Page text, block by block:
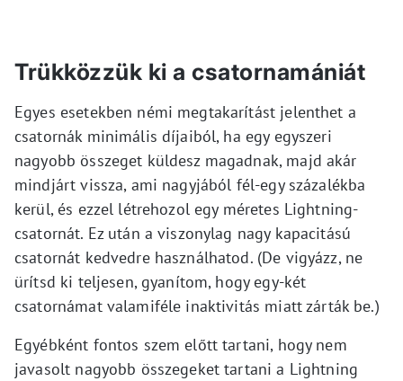
Trükközzük ki a csatornamániát
Egyes esetekben némi megtakarítást jelenthet a
csatornák minimális díjaiból, ha egy egyszeri
nagyobb összeget küldesz magadnak, majd akár
mindjárt vissza, ami nagyjából fél-egy százalékba
kerül, és ezzel létrehozol egy méretes Lightning-
csatornát. Ez után a viszonylag nagy kapacitású
csatornát kedvedre használhatod. (De vigyázz, ne
ürítsd ki teljesen, gyanítom, hogy egy-két
csatornámat valamiféle inaktivitás miatt zárták be.)
Egyébként fontos szem előtt tartani, hogy nem
javasolt nagyobb összegeket tartani a Lightning